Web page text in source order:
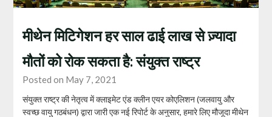
मीथेन मिटिगेशन हर साल ढाई लाख से ज़्यादा
मौतों को रोक सकता है: संयुक्त राष्ट्र
Posted on May 7, 2021
संयुक्त राष्ट्र की नेतृत्व में क्लाइमेट एंड क्लीन एयर कोएलिशन (जलवायु और
स्वच्छ वायु गठबंधन) द्वारा जारी एक नई रिपोर्ट के अनुसार, हमारे लिए मौजूदा मीथेन